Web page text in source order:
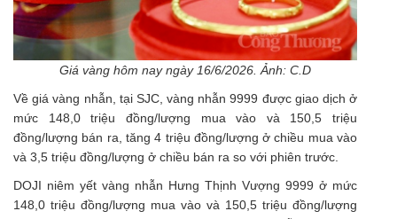
Giá vàng hôm nay ngày 16/6/2026. Ảnh: C.D
Vềgiá vàng nhẫn , tại SJC, vàng nhẫn 9999 được giao dịch ở
mức 148,0 triệu đồng/lượng mua vào và 150,5 triệu
đồng/lượng bán ra, tăng 4 triệu đồng/lượng ở chiều mua vào
và 3,5 triệu đồng/lượng ở chiều bán ra so với phiên trước.
DOJI niêm yết vàng nhẫn Hưng Thịnh Vượng 9999 ở mức
148,0 triệu đồng/lượng mua vào và 150,5 triệu đồng/lượng